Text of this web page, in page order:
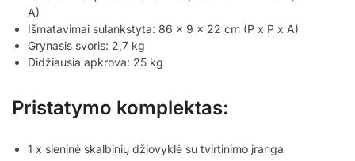
A)
Išmatavimai sulankstyta: 86 x 9 x 22 cm (P x P x A)
Grynasis svoris: 2,7 kg
Didžiausia apkrova: 25 kg
Pristatymo komplektas:
1 x sieninė skalbinių džiovyklė su tvirtinimo įranga